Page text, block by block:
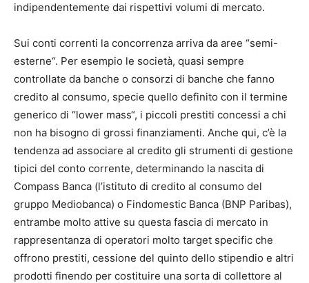
indipendentemente dai rispettivi volumi di mercato.
Sui conti correnti la concorrenza arriva da aree “semi-
esterne“. Per esempio le società, quasi sempre
controllate da banche o consorzi di banche che fanno
credito al consumo, specie quello definito con il termine
generico di “lower mass“, i piccoli prestiti concessi a chi
non ha bisogno di grossi finanziamenti. Anche qui, c’è la
tendenza ad associare al credito gli strumenti di gestione
tipici del conto corrente, determinando la nascita di
Compass Banca (l’istituto di credito al consumo del
gruppo Mediobanca) o Findomestic Banca (BNP Paribas),
entrambe molto attive su questa fascia di mercato in
rappresentanza di operatori molto target specific che
offrono prestiti, cessione del quinto dello stipendio e altri
prodotti finendo per costituire una sorta di collettore al